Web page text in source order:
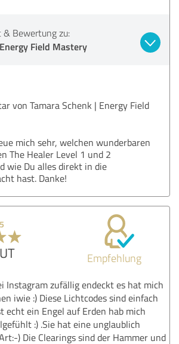
& Bewertung zu:
Field Mastery
von Tamara Schenk | Energy Field
mich sehr, welchen wunderbaren
The Healer Level 1 und 2
wie Du alles direkt in die
hast. Danke!
Empfehlung
Instagram zufällig endeckt es hat mich
iwie :) Diese Lichtcodes sind einfach
echt ein Engel auf Erden hab mich
:) .Sie hat eine unglaublich
) Die Clearings sind der Hammer und